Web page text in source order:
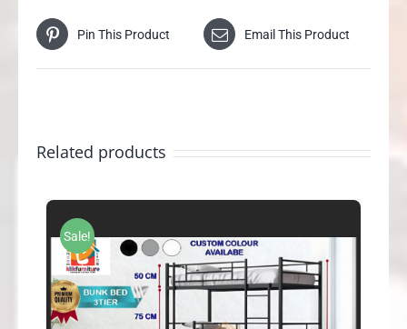
Pin This Product Email This Product
Related products
Sale!